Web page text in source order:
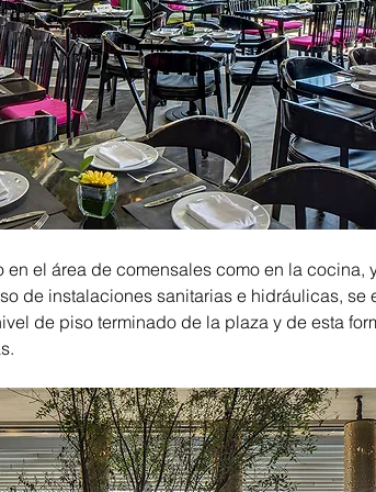
en el área de comensales como en la cocina,
de instalaciones sanitarias e hidráulicas, se
de piso terminado de la plaza y de esta